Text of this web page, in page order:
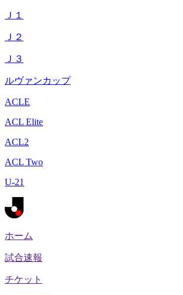
Ｊ１
Ｊ２
Ｊ３
ルヴァンカップ
ACLE
ACL Elite
ACL2
ACL Two
U-21
ホーム
試合速報
チケット